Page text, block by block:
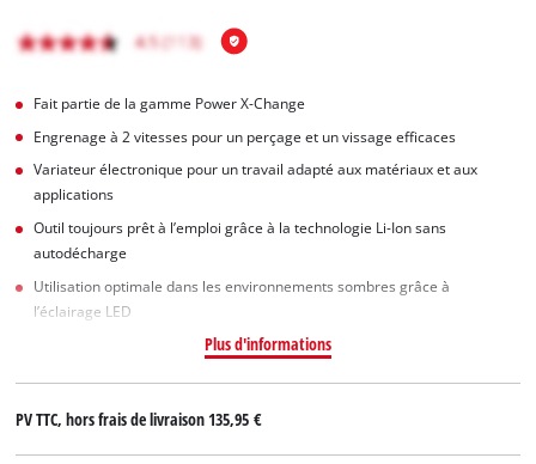
Fait partie de la gamme Power X-Change
Engrenage à 2 vitesses pour un perçage et un vissage efficaces
Variateur électronique pour un travail adapté aux matériaux et aux
applications
Outil toujours prêt à l’emploi grâce à la technologie Li-Ion sans
autodécharge
Utilisation optimale dans les environnements sombres grâce à
l’éclairage LED
Plus d'informations
PV TTC, hors frais de livraison135,95 €